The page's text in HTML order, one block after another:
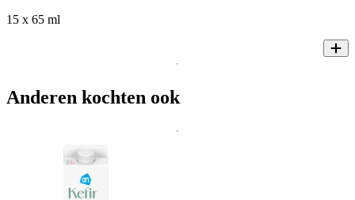
15 x 65 ml
Anderen kochten ook